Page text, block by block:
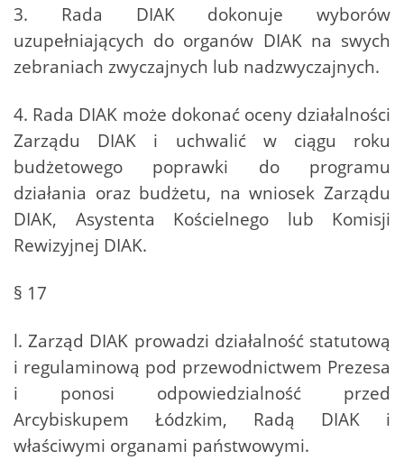
3. Rada DIAK dokonuje wyborów
uzupełniających do organów DIAK na swych
zebraniach zwyczajnych lub nadzwyczajnych.
4. Rada DIAK może dokonać oceny działalności
Zarządu DIAK i uchwalić w ciągu roku
budżetowego poprawki do programu
działania oraz budżetu, na wniosek Zarządu
DIAK, Asystenta Kościelnego lub Komisji
Rewizyjnej DIAK.
§ 17
l. Zarząd DIAK prowadzi działalność statutową
i regulaminową pod przewodnictwem Prezesa
i ponosi odpowiedzialność przed
Arcybiskupem Łódzkim, Radą DIAK i
właściwymi organami państwowymi.